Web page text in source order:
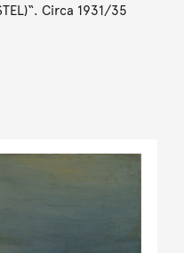
Circa 1931/35